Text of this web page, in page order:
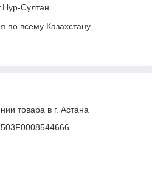
Султан
по всему Казахстану
товара в г. Астана